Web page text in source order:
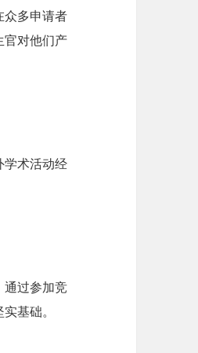
众多申请者
官对他们产
学术活动经
通过参加竞
基础。